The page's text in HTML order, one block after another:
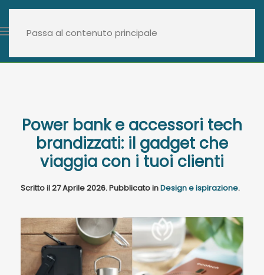
Passa al contenuto principale
Power bank e accessori tech
brandizzati: il gadget che
viaggia con i tuoi clienti
Scritto il27 Aprile 2026. Pubblicato inDesign e ispirazione.